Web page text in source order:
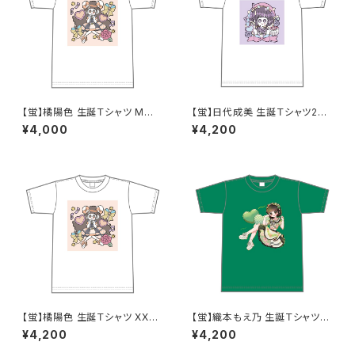
【蛍】橘陽色 生誕Ｔシャツ M〜X
Lサイズ
¥4,000
【蛍】日代成美 生誕Ｔシャツ202
5 XXL〜XXXLサイズ
¥4,200
【蛍】橘陽色 生誕Ｔシャツ XX
L〜XXXLサイズ
¥4,200
【蛍】織本もえ乃 生誕Ｔシャツ2
025 XXL〜XXXLサイズ
¥4,200